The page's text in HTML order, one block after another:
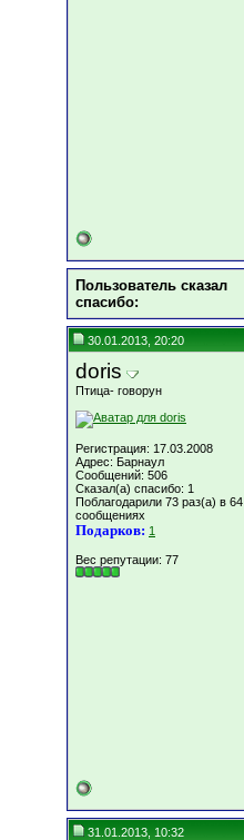
Пользователь сказал
cпасибо:
30.01.2013, 20:20
doris
Птица- говорун
Регистрация: 17.03.2008
Адрес: Барнаул
Сообщений: 506
Сказал(а) спасибо: 1
Поблагодарили 73 раз(а) в 64
сообщениях
Подарков: 1
Вес репутации: 77
31.01.2013, 10:32